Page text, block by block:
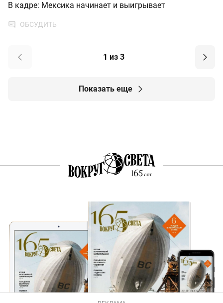
В кадре: Мексика начинает и выигрывает
ОБСУДИТЬ
1 из 3
Показать еще